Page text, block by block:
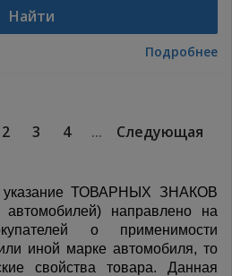
Найти
Подробнее
2 3 4 ... Следующая
ТОВАРНЫХ ЗНАКОВ
направлено на
о применимости
иной марке автомобиля, то
свойства товара. Данная